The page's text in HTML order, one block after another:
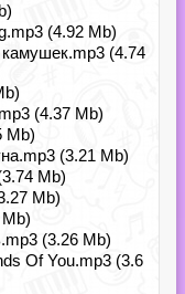
(4.92 Mb)
(4.74
(4.37 Mb)
Mb)
(3.21 Mb)
Mb)
Mb)
(3.26 Mb)
Of You.mp3 (3.6